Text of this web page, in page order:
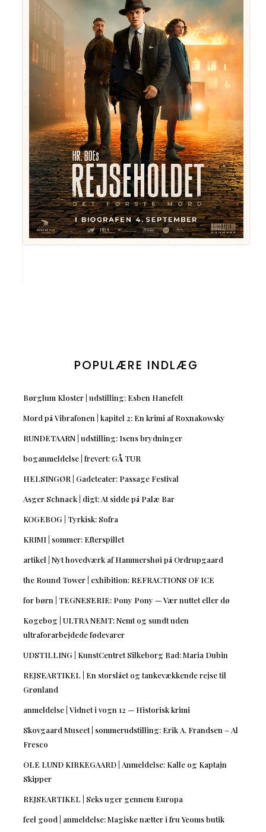
POPULÆRE INDLÆG
Børglum Kloster | udstilling: Esben Hanefelt
Mord på Vibrafonen | kapitel 2: En krimi af Roxnakowsky
RUNDETAARN | udstilling: Isens brydninger
boganmeldelse | frevert: GÅ TUR
HELSINGØR | Gadeteater: Passage Festival
Asger Schnack | digt: At sidde på Palæ Bar
KOGEBOG | Tyrkisk: Sofra
KRIMI | sommer: Efterspillet
artikel | Nyt hovedværk af Hammershøi på Ordrupgaard
the Round Tower | exhibition: REFRACTIONS OF ICE
for børn | TEGNESERIE: Pony Pony — Vær nuttet eller dø
Kogebog | ULTRA NEMT: Nemt og sundt uden
ultraforarbejdede fødevarer
UDSTILLING | KunstCentret Silkeborg Bad: Maria Dubin
REJSEARTIKEL | En storslået og tankevækkende rejse til
Grønland
anmeldelse | Vidnet i vogn 12 — Historisk krimi
Skovgaard Museet | sommerudstilling: Erik A. Frandsen – Al
Fresco
OLE LUND KIRKEGAARD | Anmeldelse: Kalle og Kaptajn
Skipper
REJSEARTIKEL | Seks uger gennem Europa
feel good | anmeldelse: Magiske nætter i fru Yeoms butik